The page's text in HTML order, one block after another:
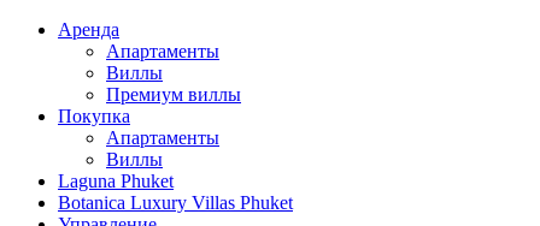
Аренда
Апартаменты
Виллы
Премиум виллы
Покупка
Апартаменты
Виллы
Laguna Phuket
Botanica Luxury Villas Phuket